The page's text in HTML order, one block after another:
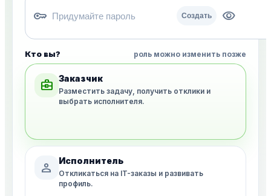
key Создать visibility
Кто вы? роль можно изменить позже
business_center Заказчик
Разместить задачу, получить отклики и
выбрать исполнителя.
person Исполнитель
Откликаться на IT-заказы и развивать
профиль.